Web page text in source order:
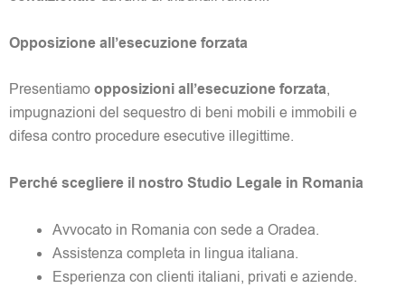
Opposizione all’esecuzione forzata
Presentiamoopposizioni all’esecuzione forzata,
impugnazioni del sequestro di beni mobili e immobili e
difesa contro procedure esecutive illegittime.
Perché scegliere il nostro Studio Legale in Romania
Avvocato in Romania con sede a Oradea.
Assistenza completa in lingua italiana.
Esperienza con clienti italiani, privati e aziende.